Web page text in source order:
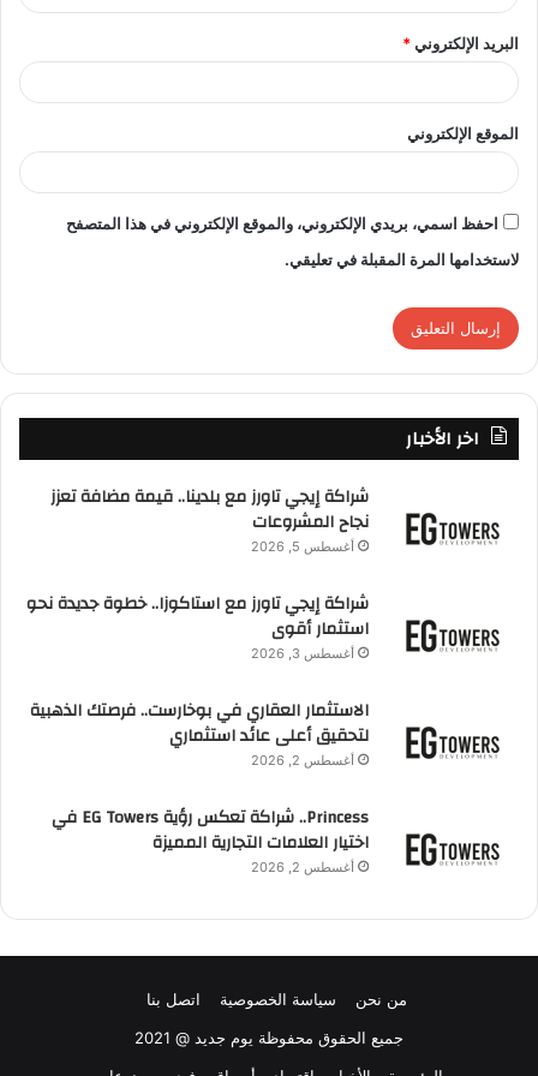
البريد الإلكتروني*
الموقع الإلكتروني
احفظ اسمي، بريدي الإلكتروني، والموقع الإلكتروني في هذا المتصفح
لاستخدامها المرة المقبلة في تعليقي.
اخر الأخبار
شراكة إيجي تاورز مع بلدينا.. قيمة مضافة تعزز
نجاح المشروعات
أغسطس 5, 2026
شراكة إيجي تاورز مع استاكوزا.. خطوة جديدة نحو
استثمار أقوى
أغسطس 3, 2026
الاستثمار العقاري في بوخارست.. فرصتك الذهبية
لتحقيق أعلى عائد استثماري
أغسطس 2, 2026
Princess.. شراكة تعكس رؤية EG Towers في
اختيار العلامات التجارية المميزة
أغسطس 2, 2026
من نحن سياسة الخصوصية
اتصل بنا
جميع الحقوق محفوظة يوم جديد @ 2021